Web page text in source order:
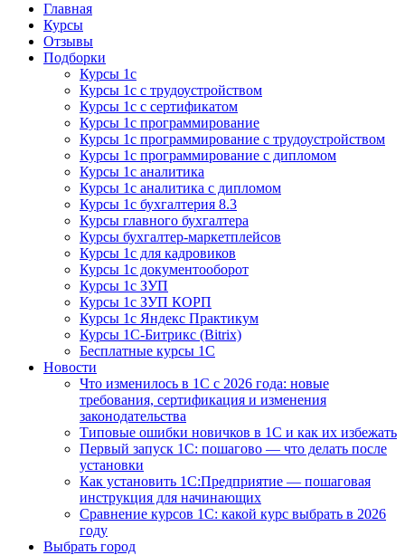
Курсы 1С
Курсы 1С официальная сертификация
Главная
Курсы
Отзывы
Подборки
Курсы 1с
Курсы 1с с трудоустройством
Курсы 1с с сертификатом
Курсы 1с программирование
Курсы 1с программирование с трудоустройством
Курсы 1с программирование с дипломом
Курсы 1с аналитика
Курсы 1с аналитика с дипломом
Курсы 1с бухгалтерия 8.3
Курсы главного бухгалтера
Курсы бухгалтер-маркетплейсов
Курсы 1с для кадровиков
Курсы 1с документооборот
Курсы 1с ЗУП
Курсы 1с ЗУП КОРП
Курсы 1с Яндекс Практикум
Курсы 1С-Битрикс (Bitrix)
Бесплатные курсы 1С
Новости
Что изменилось в 1С с 2026 года: новые
требования, сертификация и изменения
законодательства
Типовые ошибки новичков в 1С и как их избежать
Первый запуск 1С: пошагово — что делать после
установки
Как установить 1С:Предприятие — пошаговая
инструкция для начинающих
Сравнение курсов 1С: какой курс выбрать в 2026
году
Выбрать город